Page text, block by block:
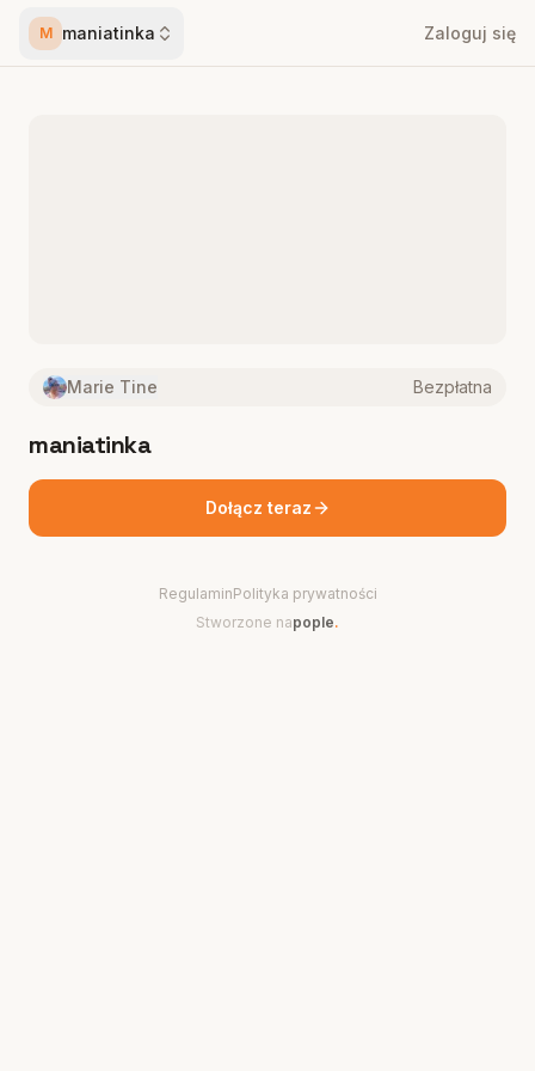
M maniatinka Zaloguj się
Marie Tine Bezpłatna
maniatinka
Dołącz teraz
RegulaminPolityka prywatności
Stworzone napople.